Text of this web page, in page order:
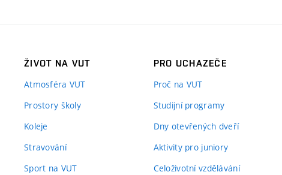
ŽIVOT NA VUT
Atmosféra VUT
Prostory školy
Koleje
Stravování
Sport na VUT
PRO UCHAZEČE
Proč na VUT
Studijní programy
Dny otevřených dveří
Aktivity pro juniory
Celoživotní vzdělávání